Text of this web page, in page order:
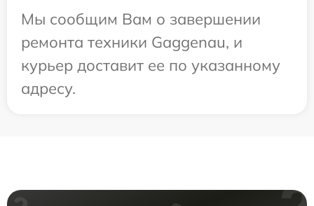
Мы сообщим Вам о завершении
ремонта техники Gaggenau, и
курьер доставит ее по указанному
адресу.